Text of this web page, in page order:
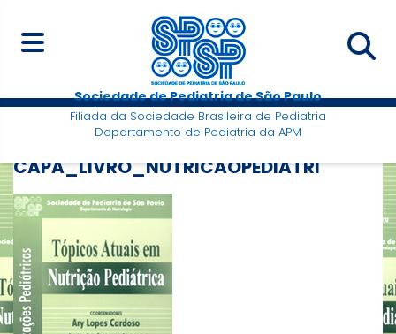
Sociedade de Pediatria de São Paulo
Filiada da Sociedade Brasileira de Pediatria
Departamento de Pediatria da APM
CAPA_LIVRO_NUTRICAOPEDIATRI